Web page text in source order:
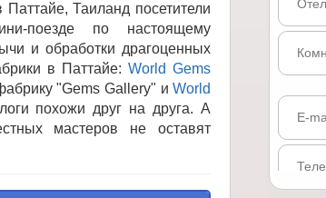
Таиланд посетители
поезде по настоящему
и обработки драгоценных
в Паттайе:World Gems
"Gems Gallery" иWorld
похожи друг на друга. А
мастеров не оставят